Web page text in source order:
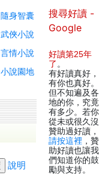
隨身智囊
武俠小說
言情小說
小說園地
說明
搜尋好讀 -
Google
好讀第25年
了 。
有好讀真好，
有你也真好。
但不知遍及各
地的你，究竟
有多少。若你
從未或很久沒
贊助過好讀，
請按這裡 ，贊
助好讀也讓我
們知道你的鼓
勵與支持。